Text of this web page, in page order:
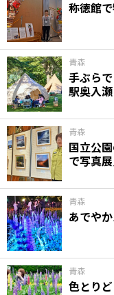
称徳館
青森
手ぶら
駅奥入瀬
青森
国立公
で写真
青森
あでや
青森
色とり